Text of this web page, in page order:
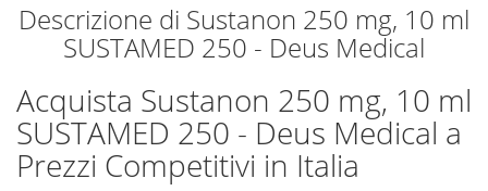
Descrizione di Sustanon 250 mg, 10 ml
SUSTAMED 250 - Deus Medical
Acquista Sustanon 250 mg, 10 ml
SUSTAMED 250 - Deus Medical a
Prezzi Competitivi in Italia